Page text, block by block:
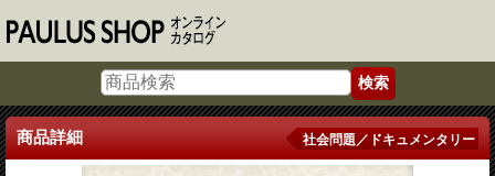
商品詳細 社会問題／ドキュメンタリー